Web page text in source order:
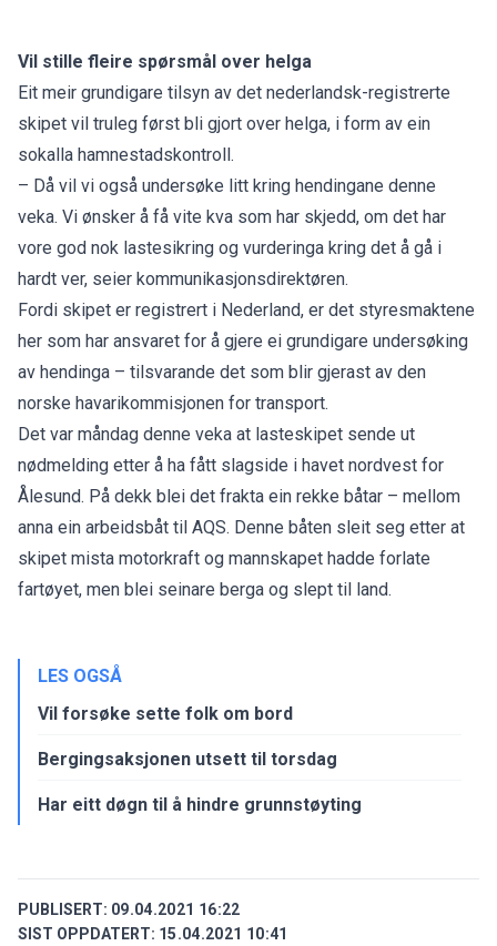
Vil stille fleire spørsmål over helga
Eit meir grundigare tilsyn av det nederlandsk-registrerte
skipet vil truleg først bli gjort over helga, i form av ein
sokalla hamnestadskontroll.
– Då vil vi også undersøke litt kring hendingane denne
veka. Vi ønsker å få vite kva som har skjedd, om det har
vore god nok lastesikring og vurderinga kring det å gå i
hardt ver, seier kommunikasjonsdirektøren.
Fordi skipet er registrert i Nederland, er det styresmaktene
her som har ansvaret for å gjere ei grundigare undersøking
av hendinga – tilsvarande det som blir gjerast av den
norske havarikommisjonen for transport.
Det var måndag denne veka at lasteskipet sende ut
nødmelding etter å ha fått slagside i havet nordvest for
Ålesund. På dekk blei det frakta ein rekke båtar – mellom
anna ein arbeidsbåt til AQS. Denne båten sleit seg etter at
skipet mista motorkraft og mannskapet hadde forlate
fartøyet, men blei seinare berga og slept til land.
LES OGSÅ
Vil forsøke sette folk om bord
Bergingsaksjonen utsett til torsdag
Har eitt døgn til å hindre grunnstøyting
PUBLISERT: 09.04.2021 16:22
SIST OPPDATERT: 15.04.2021 10:41